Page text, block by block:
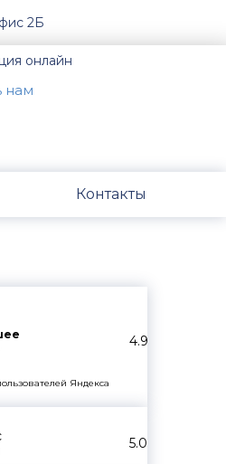
2Б
онлайн
Контакты
4.9
Яндекса
5.0